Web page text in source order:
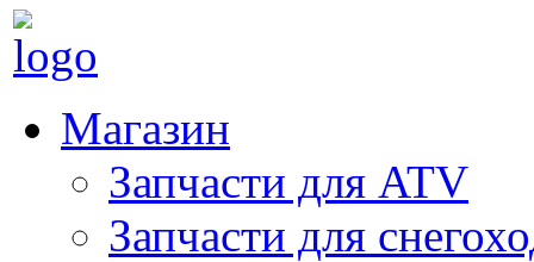
Магазин
Запчасти для ATV
Запчасти для